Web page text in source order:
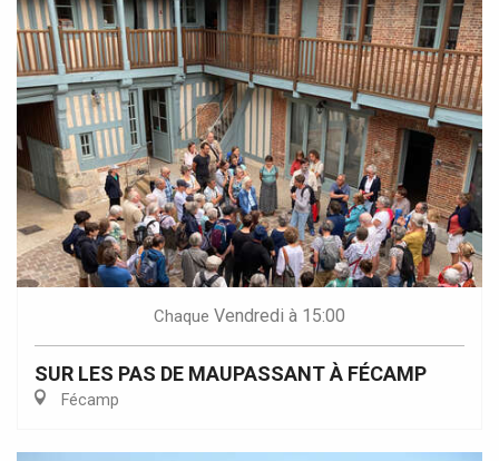
Chaque Vendredi à 15:00
SUR LES PAS DE MAUPASSANT À FÉCAMP
Fécamp